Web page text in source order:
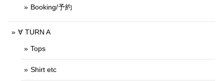
Booking/予約
∀ TURN A
Tops
Shirt etc